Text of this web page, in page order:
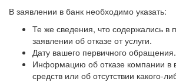
В заявлении в банк необходимо указать:
Те же сведения, что содержались в
заявлении об отказе от услуги.
Дату вашего первичного обращения.
Информацию об отказе компании в
средств или об отсутствии какого-